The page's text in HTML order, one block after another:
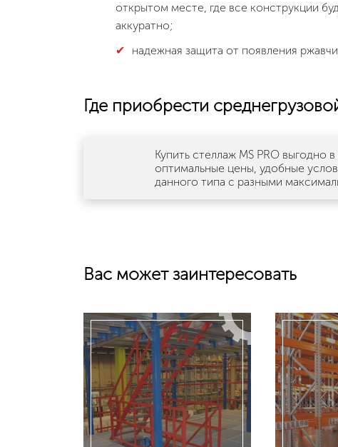
открытом месте, где все конструкции
аккуратно;
надежная защита от появления
Где приобрести
Купить стеллаж MS PRO выгодно
оптимальные цены, удобные
данного типа с разными
Вас может заинтересовать